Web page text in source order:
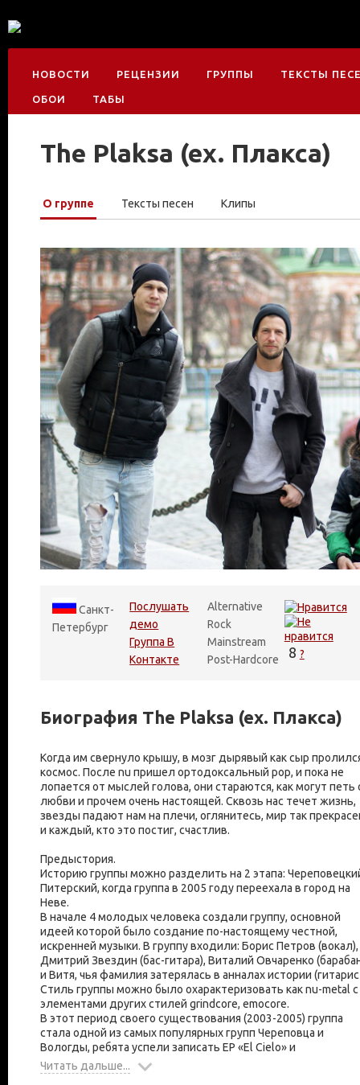
НОВОСТИ РЕЦЕНЗИИ ГРУППЫ ТЕКСТЫ
ОБОИ ТАБЫ
The Plaksa (ex. Плакса)
О группе Тексты песен Клипы
Санкт-
Петербург
Послушать
демо
Группа В
Контакте
Alternative
Rock
Mainstream
Post-Hardcore
8 ?
Биография The Plaksa (ex. Плакса)
Когда им свернуло крышу, в мозг дырявый как сыр
космос. После nu пришел ортодоксальный pop, и пока не
лопается от мыслей голова, они стараются, как могут петь
любви и прочем очень настоящей. Сквозь нас течет жизнь,
звезды падают нам на плечи, оглянитесь, мир так
и каждый, кто это постиг, счастлив.
Предыстория.
Историю группы можно разделить на 2 этапа:
Питерский, когда группа в 2005 году переехала в город на
Неве.
В начале 4 молодых человека создали группу, основной
идеей которой было создание по-настоящему честной,
искренней музыки. В группу входили: Борис Петров (вокал),
Дмитрий Звездин (бас-гитара), Виталий Овчаренко
и Витя, чья фамилия затерялась в анналах истории
Стиль группы можно было охарактеризовать как nu-metal с
элементами других стилей grindcore, emocore.
В этот период своего существования (2003-2005) группа
стала одной из самых популярных групп Череповца и
Вологды, ребята успели записать EP «El Cielo» и
Читать дальше...